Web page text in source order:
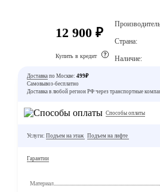
12 900 ₽
Купить в кредит
Страна:
Наличие:
Доставка по Москве: 499₽
Самовывоз-бесплатно
Доставка в любой регион РФ через транспортные
Способы оплаты
Услуги: Подъем на этаж Подъем на лифте
Гарантии
Материал